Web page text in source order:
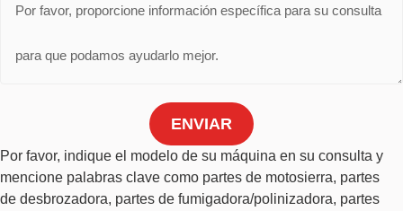
ENVIAR
Por favor, indique el modelo de su máquina en su consulta y
mencione palabras clave como partes de motosierra, partes
de desbrozadora, partes de fumigadora/polinizadora, partes